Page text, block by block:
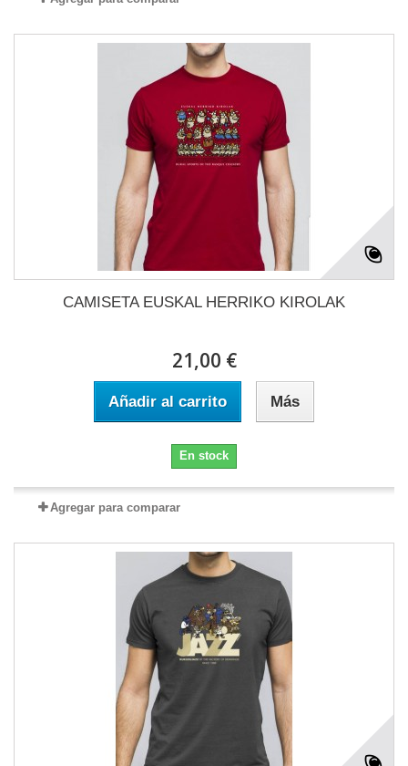
CAMISETA EUSKAL HERRIKO KIROLAK
21,00 €
Añadir al carrito Más
En stock
Agregar para comparar